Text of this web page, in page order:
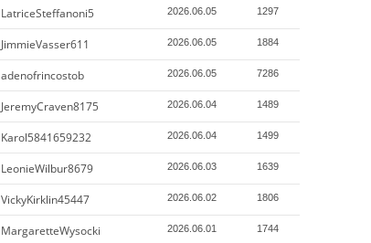
LatriceSteffanoni5 2026.06.05 1297
JimmieVasser611 2026.06.05 1884
adenofrincostob 2026.06.05 7286
JeremyCraven8175 2026.06.04 1489
Karol5841659232 2026.06.04 1499
LeonieWilbur8679 2026.06.03 1639
VickyKirklin45447 2026.06.02 1806
MargaretteWysocki 2026.06.01 1744